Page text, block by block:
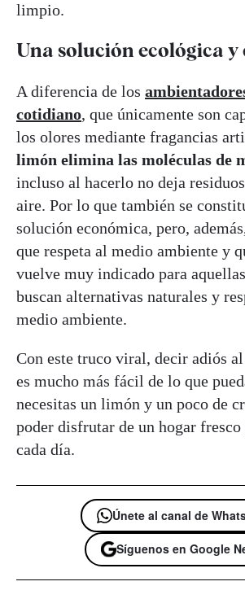
limpio.
Una solución ecológica
A diferencia de los
cotidiano, que únicamente son
los olores mediante fragancias
limón elimina las moléculas de
incluso al hacerlo no deja
aire. Por lo que también se
solución económica, pero,
que respeta al medio ambiente y
vuelve muy indicado para
buscan alternativas naturales y
medio ambiente.
Con este truco viral, decir adiós
es mucho más fácil de lo que
necesitas un limón y un poco de
poder disfrutar de un hogar fresco
cada día.
Únete al canal de
Síguenos en Google